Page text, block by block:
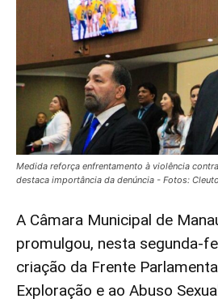
Medida reforça enfrentamento à violência
destaca importância da denúncia - Fotos:
A Câmara Municipal de
promulgou, nesta segunda-
criação da Frente
Exploração e ao Abuso